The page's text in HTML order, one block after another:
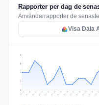
Rapporter per dag de
Användarrapporter de
Visa Dala
2
3
5
6
Jul 9 Jul 10 Jul 11 Jul 12 Jul 13 Jul 14 Jul 15 Jul 16 Jul 17 Jul 18 Jul 19 Jul 20 Jul 21